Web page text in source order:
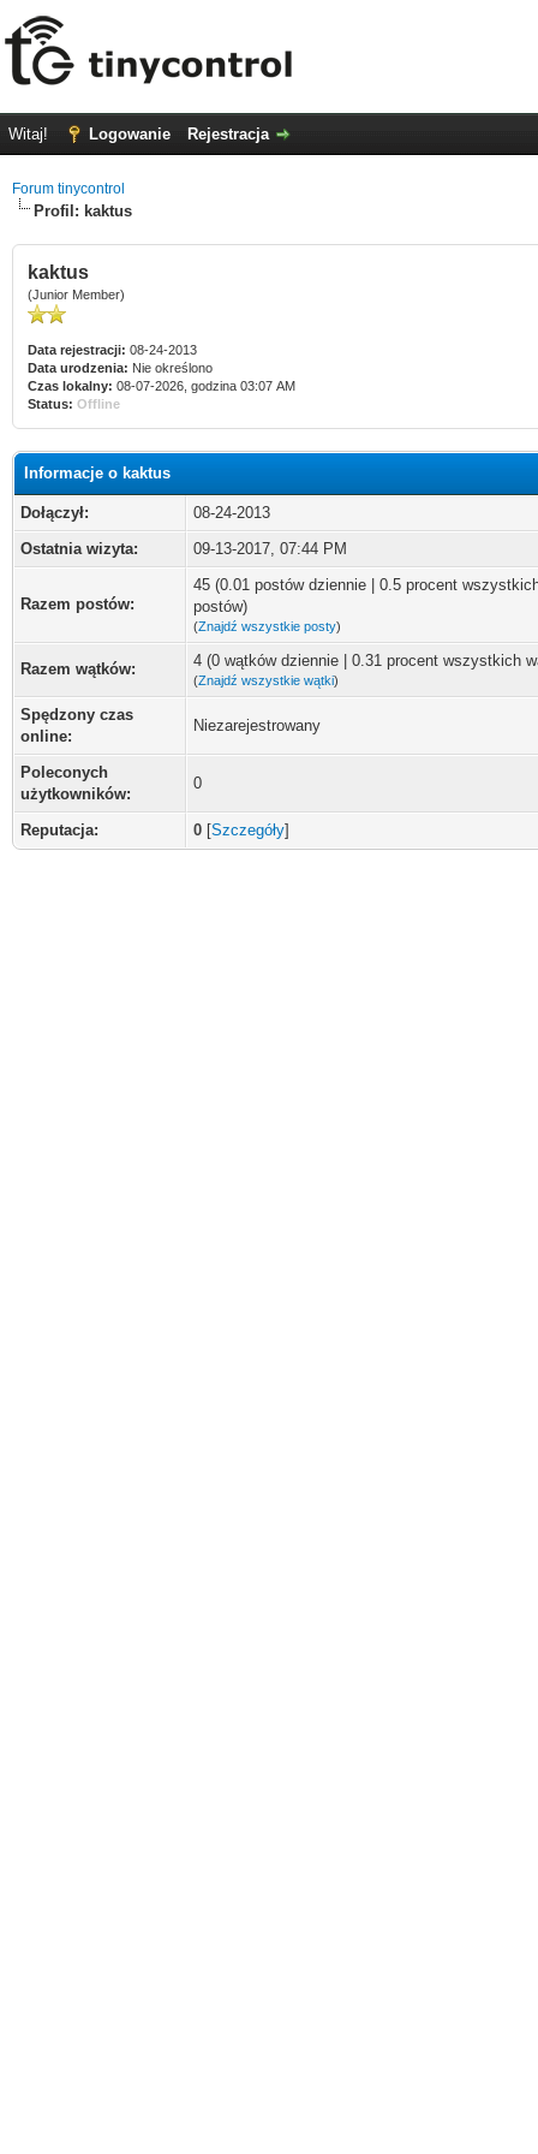
Witaj! Logowanie Rejestracja
Forum tinycontrol
Profil: kaktus
kaktus
(Junior Member)
Data rejestracji: 08-24-2013
Data urodzenia: Nie określono
Czas lokalny: 08-07-2026, godzina 03:07 AM
Status: Offline
Informacje o kaktus
Dołączył:
08-24-2013
Ostatnia wizyta:
09-13-2017, 07:44 PM
Razem postów:
45 (0.01 postów dziennie | 0.5 procent
postów)
(Znajdź wszystkie posty)
Razem wątków: 4 (0 wątków dziennie | 0.31 procent wszystkich
(Znajdź wszystkie wątki)
Spędzony czas
online:
Niezarejestrowany
Poleconych
użytkowników:
0
Reputacja: 0 [Szczegóły]